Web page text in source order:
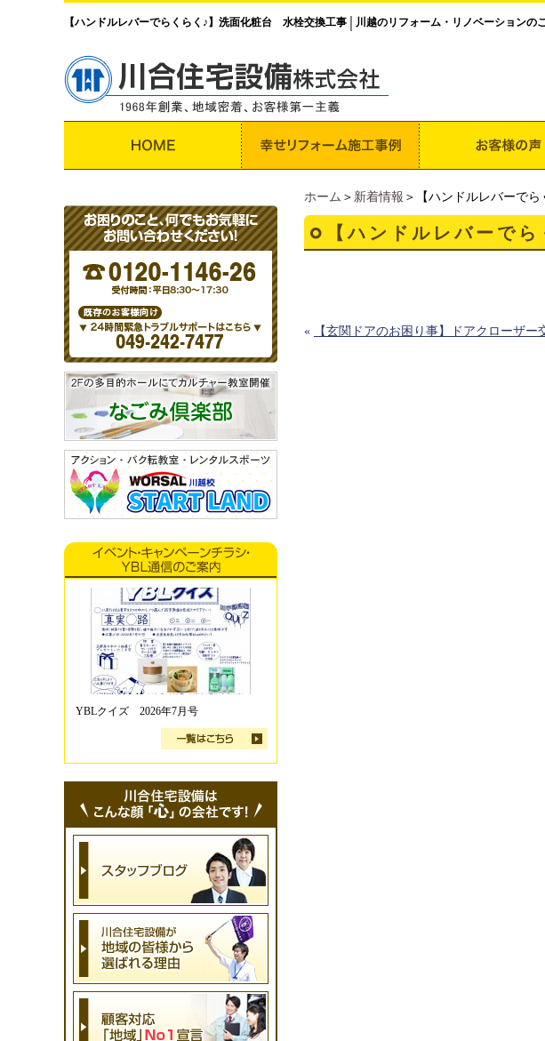
【ハンドルレバーでらくらく♪】洗面化粧台 水栓交換工事 川越のリフォーム・リノベーションの
ホーム ＞ 新着情報 ＞【ハンドルレバーで
【ハンドルレバーで
« 【玄関ドアのお困り事】ドアクローザー
YBLクイズ 2026年7月号